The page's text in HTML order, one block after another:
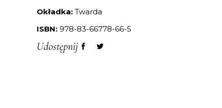
Okładka: Twarda
ISBN: 978-83-66778-66-5
Udostępnij